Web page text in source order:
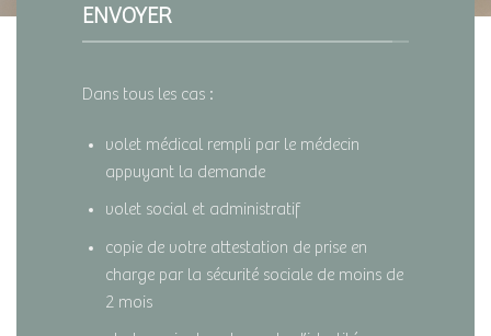
ENVOYER
Dans tous les cas :
volet médical rempli par le médecin
appuyant la demande
volet social et administratif
copie de votre attestation de prise en
charge par la sécurité sociale de moins de
2 mois